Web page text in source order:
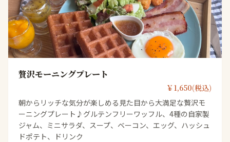
贅沢モーニングプレート
￥1,650(税込)
朝からリッチな気分が楽しめる見た目から大満足な贅沢モ
ーニングプレート♪グルテンフリーワッフル、4種の自家製
ジャム、ミニサラダ、スープ、ベーコン、エッグ、ハッシュ
ドポテト、ドリンク